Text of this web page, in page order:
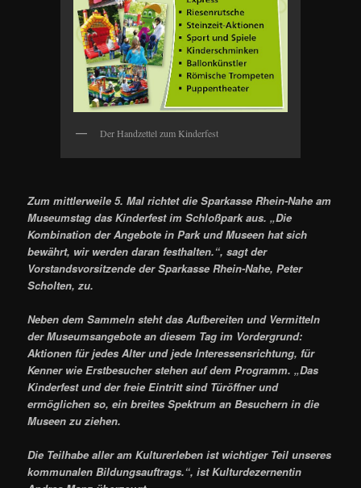
Der Handzettel zum Kinderfest
Zum mittlerweile 5. Mal richtet die Sparkasse Rhein-Nahe am
Museumstag das Kinderfest im Schloßpark aus. „Die
Kombination der Angebote in Park und Museen hat sich
bewährt, wir werden daran festhalten.“, sagt der
Vorstandsvorsitzende der Sparkasse Rhein-Nahe, Peter
Scholten, zu.
Neben dem Sammeln steht das Aufbereiten und Vermitteln
der Museumsangebote an diesem Tag im Vordergrund:
Aktionen für jedes Alter und jede Interessensrichtung, für
Kenner wie Erstbesucher stehen auf dem Programm. „Das
Kinderfest und der freie Eintritt sind Türöffner und
ermöglichen so, ein breites Spektrum an Besuchern in die
Museen zu ziehen.
Die Teilhabe aller am Kulturerleben ist wichtiger Teil unseres
kommunalen Bildungsauftrags.“, ist Kulturdezernentin